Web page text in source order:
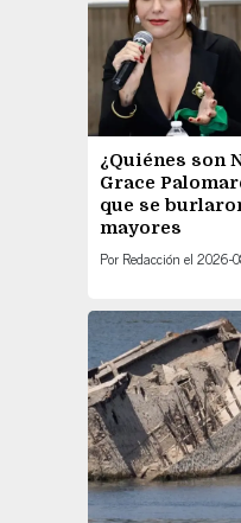
¿Quiénes son
Grace
que se
mayores
Por Redacción el 2026-